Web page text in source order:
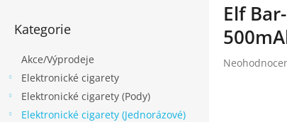
kategorie
Kategorie
Akce/Výprodeje
Elektronické cigarety
Elektronické cigarety (Pody)
Elektronické cigarety (Jednorázové)
Elf
Průměrné